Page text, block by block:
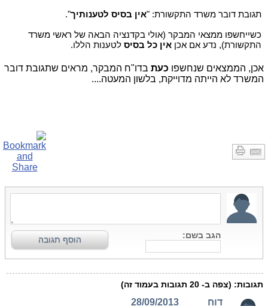
תגובת דובר משרד התקשורת: "אין בסיס לטענותיך".
כשייחשפו ממצאי המבקר (אולי בקדנציה הבאה של ראשי משרד
התקשורת), נדע אם אכן אין כל בסיס לטענות הללו.
אכן, הממצאים שנחשפו כעת בדו"ח המבקר, מראים שתגובת דובר
המשרד לא הייתה מדוייקת, בלשון המעטה....